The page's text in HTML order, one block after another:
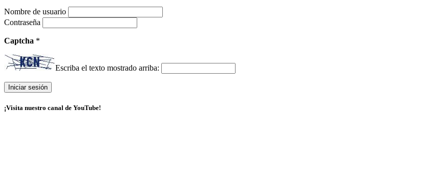
Nombre de usuario
Contraseña
Captcha *
Escriba el texto mostrado arriba:
¡Visita nuestro canal de YouTube!